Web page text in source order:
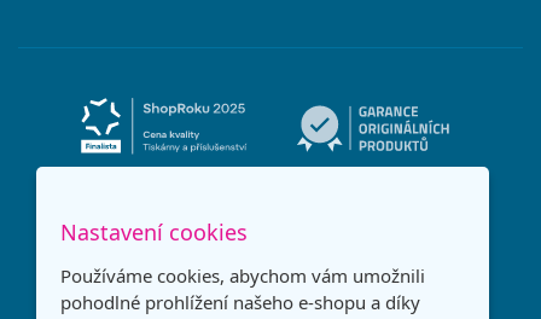
Nastavení cookies
Používáme cookies, abychom vám umožnili
pohodlné prohlížení našeho e-shopu a díky